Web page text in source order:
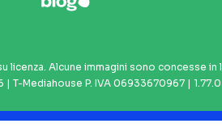
Alcune immagini sono concesse in
T-Mediahouse P. IVA 06933670967 | 1.77.0